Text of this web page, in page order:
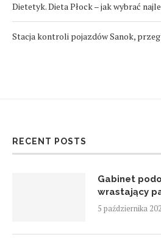
Dietetyk. Dieta Płock – jak wybrać
Stacja kontroli pojazdów Sanok,
RECENT POSTS
Gabinet
wrastający
5 października